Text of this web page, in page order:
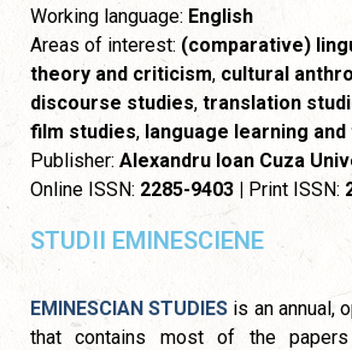
Working language: English
Areas of interest: (comparative)
theory and criticism, cultural
discourse studies, translation
film studies, language learning
Publisher: Alexandru Ioan Cuza
Online ISSN: 2285-9403 | Print ISSN:
STUDII EMINESCIENE
EMINESCIAN STUDIES is an annual,
that contains most of the